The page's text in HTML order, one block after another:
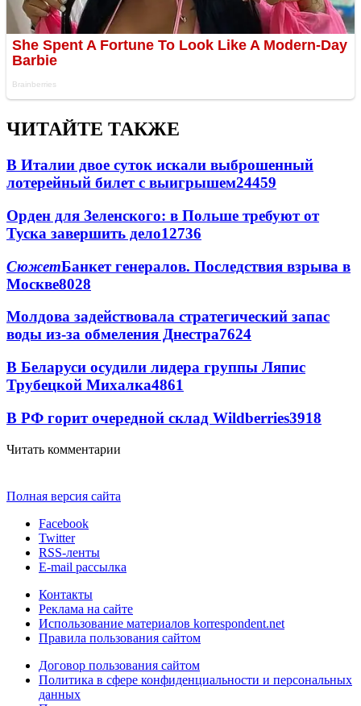
ЧИТАЙТЕ ТАКЖЕ
В Италии двое суток искали выброшенный
лотерейный билет с выигрышем24459
Орден для Зеленского: в Польше требуют от
Туска завершить дело12736
СюжетБанкет генералов. Последствия взрыва в
Москве8028
Молдова задействовала стратегический запас
воды из-за обмеления Днестра7624
В Беларуси осудили лидера группы Ляпис
Трубецкой Михалка4861
В РФ горит очередной склад Wildberries3918
Читать комментарии
Полная версия сайта
Facebook
Twitter
RSS-ленты
E-mail рассылка
Контакты
Реклама на сайте
Использование материалов korrespondent.net
Правила пользования сайтом
Договор пользования сайтом
Политика в сфере конфиденциальности и персональных
данных